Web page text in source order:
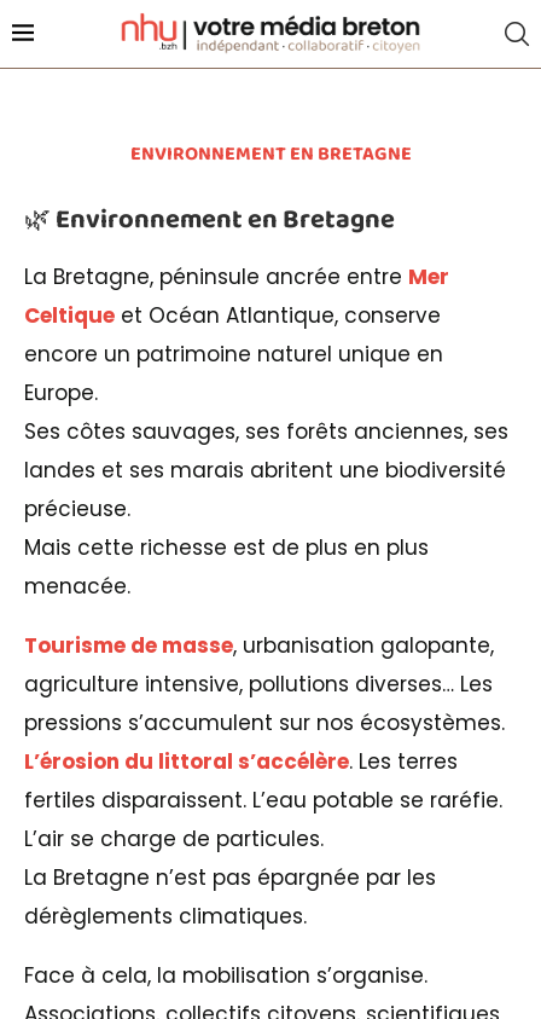
ENVIRONNEMENT EN BRETAGNE
🌿 Environnement en Bretagne
La Bretagne, péninsule ancrée entre Mer
Celtique et Océan Atlantique, conserve
encore un patrimoine naturel unique en
Europe.
Ses côtes sauvages, ses forêts anciennes, ses
landes et ses marais abritent une biodiversité
précieuse.
Mais cette richesse est de plus en plus
menacée.
Tourisme de masse, urbanisation galopante,
agriculture intensive, pollutions diverses… Les
pressions s’accumulent sur nos écosystèmes.
L’érosion du littoral s’accélère. Les terres
fertiles disparaissent. L’eau potable se raréfie.
L’air se charge de particules.
La Bretagne n’est pas épargnée par les
dérèglements climatiques.
Face à cela, la mobilisation s’organise.